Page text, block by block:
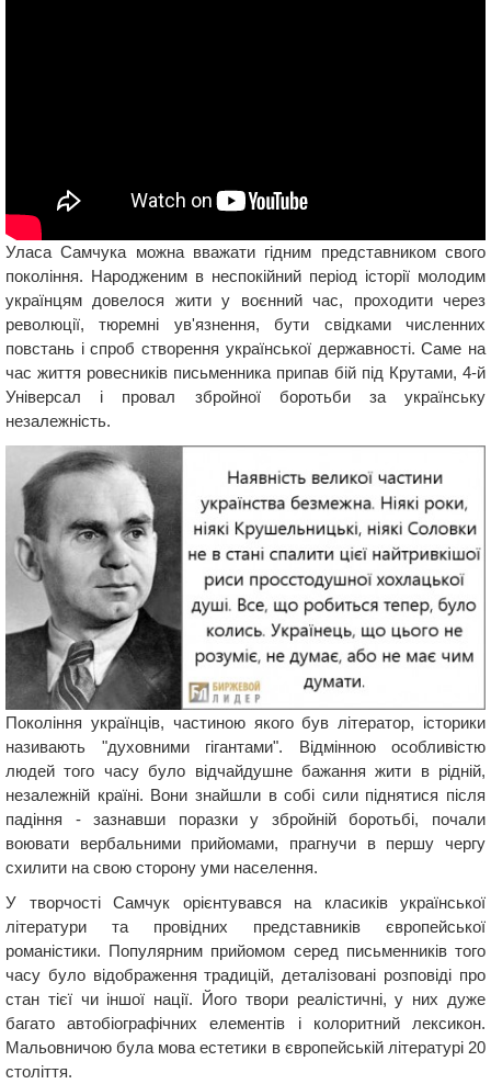
Уласа Самчука можна вважати гідним представником свого
покоління. Народженим в неспокійний період історії молодим
українцям довелося жити у воєнний час, проходити через
революції, тюремні ув'язнення, бути свідками численних
повстань і спроб створення української державності. Саме на
час життя ровесників письменника припав бій під Крутами, 4-й
Універсал і провал збройної боротьби за українську
незалежність.
Покоління українців, частиною якого був літератор, історики
називають "духовними гігантами". Відмінною особливістю
людей того часу було відчайдушне бажання жити в рідній,
незалежній країні. Вони знайшли в собі сили піднятися після
падіння - зазнавши поразки у збройній боротьбі, почали
воювати вербальними прийомами, прагнучи в першу чергу
схилити на свою сторону уми населення.
У творчості Самчук орієнтувався на класиків української
літератури та провідних представників європейської
романістики. Популярним прийомом серед письменників того
часу було відображення традицій, деталізовані розповіді про
стан тієї чи іншої нації. Його твори реалістичні, у них дуже
багато автобіографічних елементів і колоритний лексикон.
Мальовничою була мова естетики в європейській літературі 20
століття.